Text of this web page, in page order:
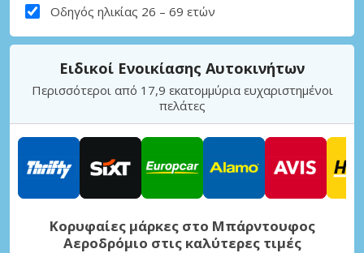
Οδηγός ηλικίας 26 – 69 ετών
Ειδικοί Ενοικίασης Αυτοκινήτων
Περισσότεροι από 17,9 εκατομμύρια ευχαριστημένοι
πελάτες
Κορυφαίες μάρκες στο Μπάρντουφος
Αεροδρόμιο στις καλύτερες τιμές